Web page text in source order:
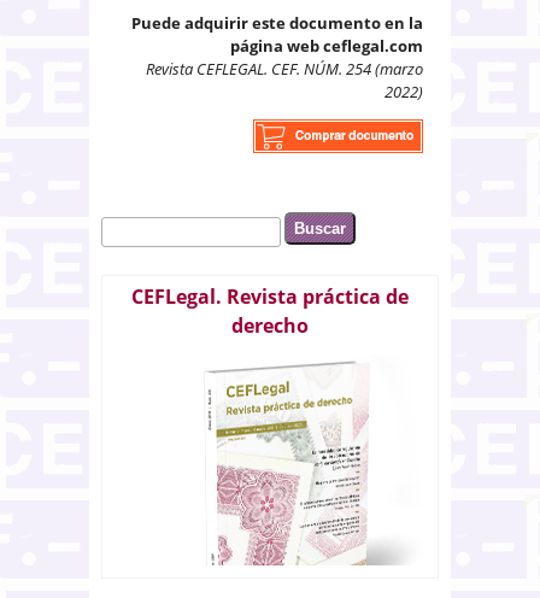
Puede adquirir este documento en la
página web ceflegal.com
Revista CEFLEGAL. CEF. NÚM. 254 (marzo
2022)
Formulario de búsqueda
Buscar
CEFLegal. Revista práctica de
derecho